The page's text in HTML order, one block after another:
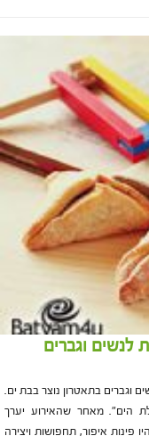
וגברים
לנשים וגברים בתאטרון נוצר בבת ים.
הים". מאחר שהאירוע יערך
פינות איפור, תחפושות ויצירה